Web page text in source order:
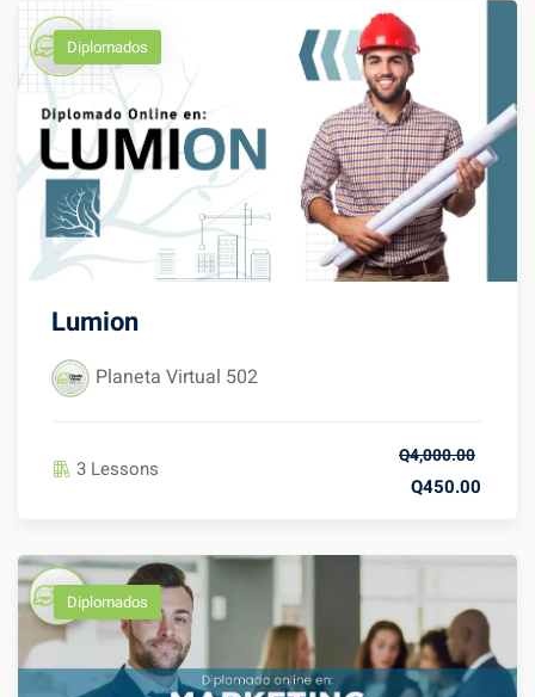
Diplomados
Lumion
Planeta Virtual 502
3 Lessons
Q4,000.00
Q450.00
Diplomados